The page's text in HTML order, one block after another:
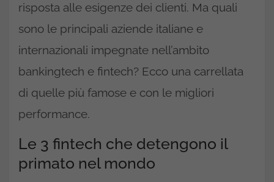
risposta alle esigenze dei clienti. Ma quali
sono le principali aziende italiane e
internazionali impegnate nell’ambito
bankingtech e fintech? Ecco una carrellata
di quelle più famose e con le migliori
performance.
Le 3 fintech che detengono il
primato nel mondo